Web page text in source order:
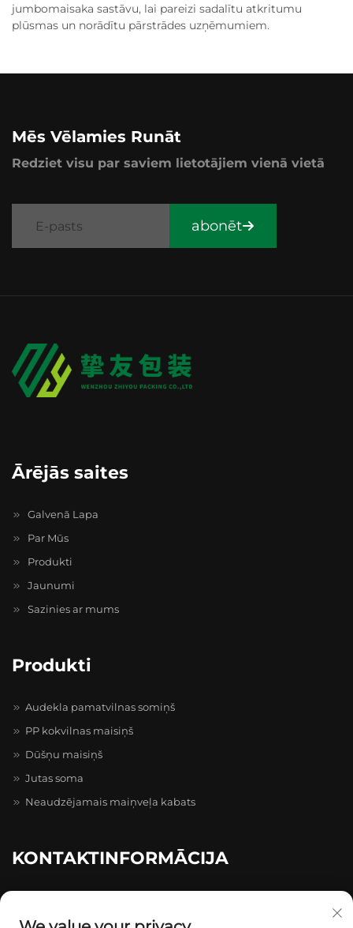
jumbomaisaka sastāvu, lai pareizi sadalītu atkritumu
plūsmas un norādītu pārstrādes uzņēmumiem.
Mēs Vēlamies Runāt
Redziet visu par saviem lietotājiem vienā vietā
abonēt
Ārējās saites
Galvenā Lapa
Par Mūs
Produkti
Jaunumi
Sazinies ar mums
Produkti
Audekla pamatvilnas somiņš
PP kokvilnas maisiņš
Dūšņu maisiņš
Jutas soma
Neaudzējamais maiņveļa kabats
KONTAKTINFORMĀCIJA
511–731, Longgang